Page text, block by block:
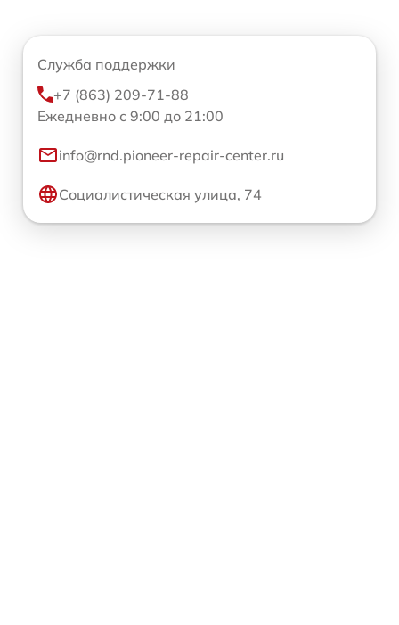
Служба поддержки
+7 (863) 209-71-88
Ежедневно с 9:00 до 21:00
info@rnd.pioneer-repair-center.ru
Социалистическая улица, 74